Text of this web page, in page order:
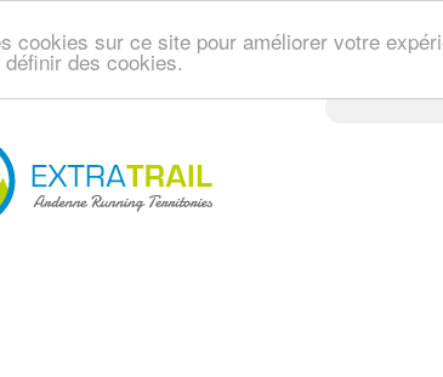
cookies sur ce site pour améliorer votre
des cookies.